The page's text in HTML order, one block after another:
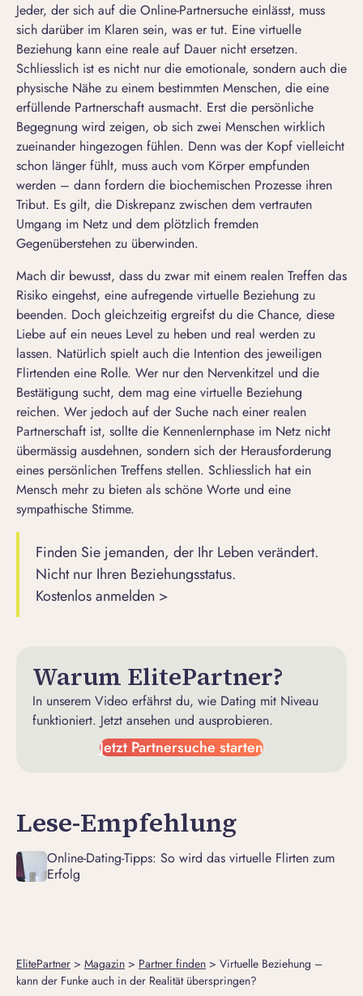
Jeder, der sich auf die Online-Partnersuche einlässt, muss
sich darüber im Klaren sein, was er tut. Eine virtuelle
Beziehung kann eine reale auf Dauer nicht ersetzen.
Schliesslich ist es nicht nur die emotionale, sondern auch die
physische Nähe zu einem bestimmten Menschen, die eine
erfüllende Partnerschaft ausmacht. Erst die persönliche
Begegnung wird zeigen, ob sich zwei Menschen wirklich
zueinander hingezogen fühlen. Denn was der Kopf vielleicht
schon länger fühlt, muss auch vom Körper empfunden
werden – dann fordern die biochemischen Prozesse ihren
Tribut. Es gilt, die Diskrepanz zwischen dem vertrauten
Umgang im Netz und dem plötzlich fremden
Gegenüberstehen zu überwinden.
Mach dir bewusst, dass du zwar mit einem realen Treffen das
Risiko eingehst, eine aufregende virtuelle Beziehung zu
beenden. Doch gleichzeitig ergreifst du die Chance, diese
Liebe auf ein neues Level zu heben und real werden zu
lassen. Natürlich spielt auch die Intention des jeweiligen
Flirtenden eine Rolle. Wer nur den Nervenkitzel und die
Bestätigung sucht, dem mag eine virtuelle Beziehung
reichen. Wer jedoch auf der Suche nach einer realen
Partnerschaft ist, sollte die Kennenlernphase im Netz nicht
übermässig ausdehnen, sondern sich der Herausforderung
eines persönlichen Treffens stellen. Schliesslich hat ein
Mensch mehr zu bieten als schöne Worte und eine
sympathische Stimme.
Finden Sie jemanden, der Ihr Leben verändert.
Nicht nur Ihren Beziehungsstatus.
Kostenlos anmelden >
Warum ElitePartner?
In unserem Video erfährst du, wie Dating mit Niveau
funktioniert. Jetzt ansehen und ausprobieren.
Jetzt Partnersuche starten
Lese-Empfehlung
Online-Dating-Tipps: So wird das virtuelle Flirten zum
Erfolg
ElitePartner > Magazin > Partner finden > Virtuelle Beziehung –
kann der Funke auch in der Realität überspringen?